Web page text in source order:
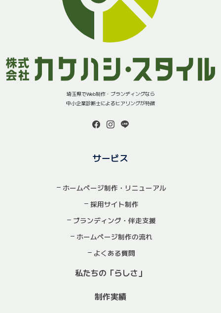
埼玉県でWeb制作・ブランディングなら
中小企業診断士によるヒアリングが特徴
サービス
ホームページ制作・リニューアル
採用サイト制作
ブランディング・伴走支援
ホームページ制作の流れ
よくある質問
私たちの「らしさ」
制作実績